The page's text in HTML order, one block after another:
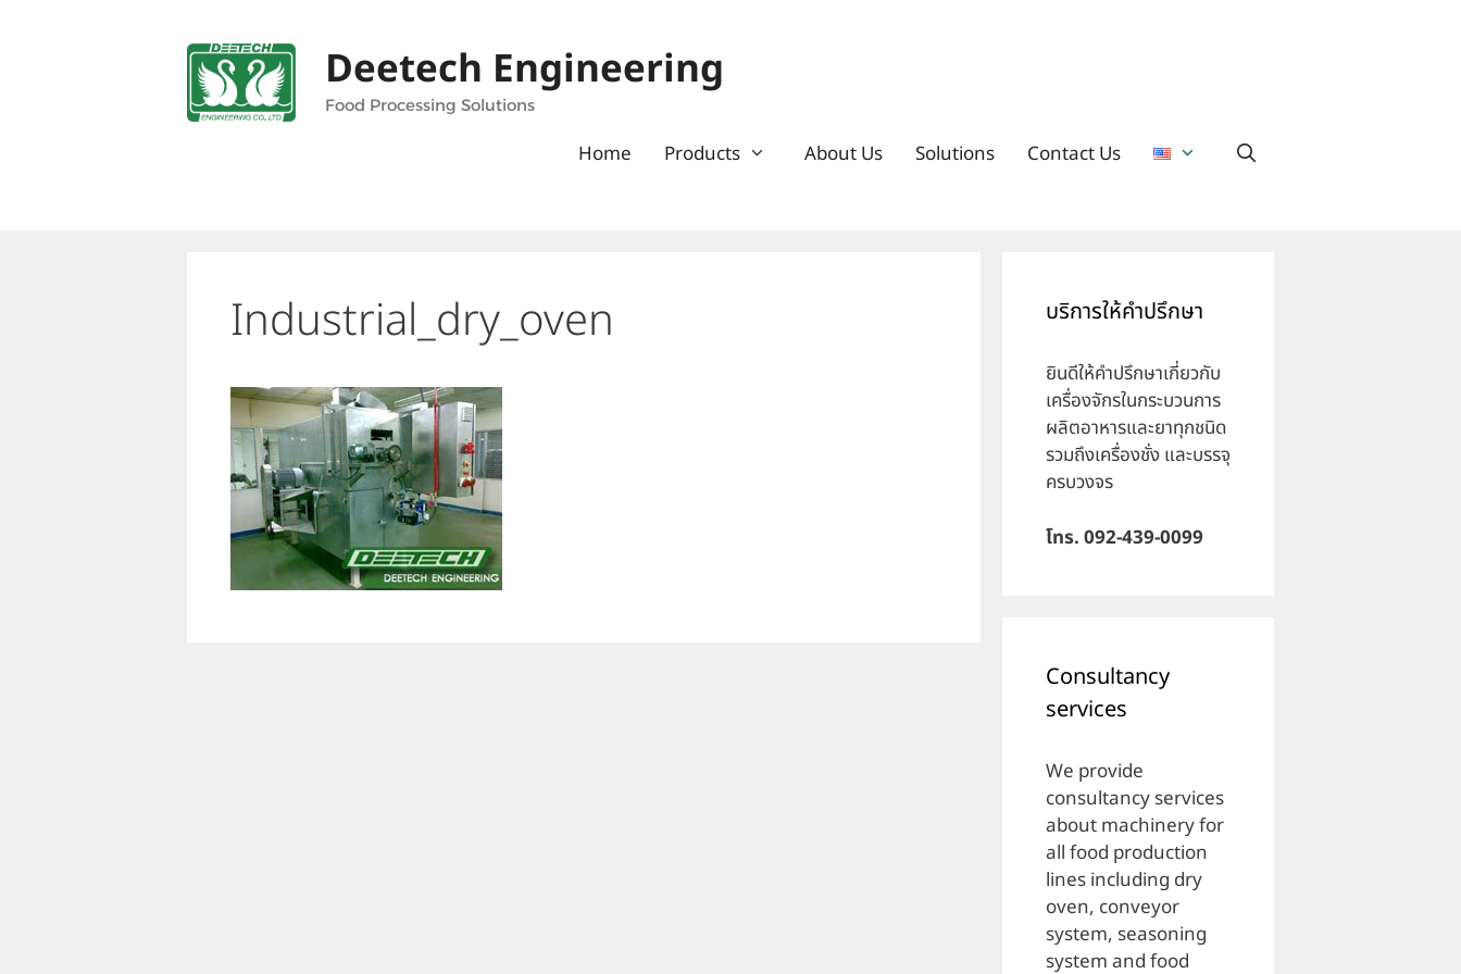
Deetech Engineering
Food Processing Solutions
Home Products About Us Solutions Contact Us
Industrial_dry_oven บริการให้คำปรึกษา
ยินดีให้คำปรึกษาเกี่ยวกับ
เครื่องจักรในกระบวนการ
ผลิตอาหารและยาทุกชนิด
รวมถึงเครื่องชั่ง และบรรจุ
ครบวงจร
โทร. 092-439-0099
Consultancy
services
We provide
consultancy services
about machinery for
all food production
lines including dry
oven, conveyor
system, seasoning
system and food